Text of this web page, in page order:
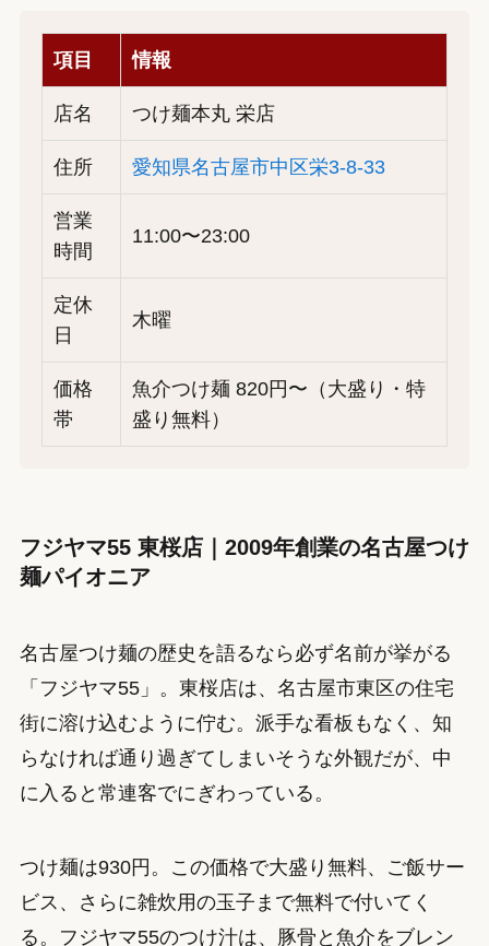
項目 情報
店名 つけ麺本丸 栄店
住所 愛知県名古屋市中区栄3-8-33
営業
時間
11:00〜23:00
定休
日
木曜
価格
帯
魚介つけ麺 820円〜（大盛り・特
盛り無料）
フジヤマ55 東桜店｜2009年創業の名古屋つけ
麺パイオニア
名古屋つけ麺の歴史を語るなら必ず名前が挙がる
「フジヤマ55」。東桜店は、名古屋市東区の住宅
街に溶け込むように佇む。派手な看板もなく、知
らなければ通り過ぎてしまいそうな外観だが、中
に入ると常連客でにぎわっている。
つけ麺は930円。この価格で大盛り無料、ご飯サー
ビス、さらに雑炊用の玉子まで無料で付いてく
る。フジヤマ55のつけ汁は、豚骨と魚介をブレン